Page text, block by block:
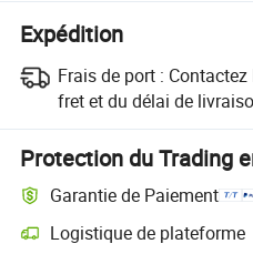
Expédition
Frais de port :
fret et du délai de
Protection du Trading
Garantie de Paiement
Logistique de plateforme